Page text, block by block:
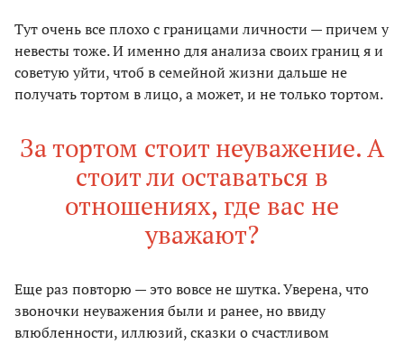
Тут очень все плохо с границами личности — причем у
невесты тоже. И именно для анализа своих границ я и
советую уйти, чтоб в семейной жизни дальше не
получать тортом в лицо, а может, и не только тортом.
За тортом стоит неуважение. А
стоит ли оставаться в
отношениях, где вас не
уважают?
Еще раз повторю — это вовсе не шутка. Уверена, что
звоночки неуважения были и ранее, но ввиду
влюбленности, иллюзий, сказки о счастливом